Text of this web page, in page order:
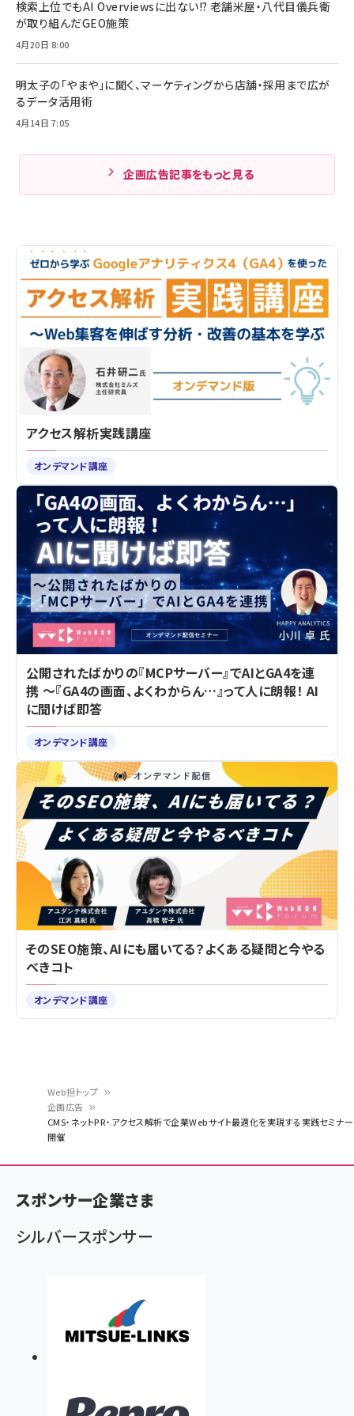
く
ず
Web担トップ
企画広告
CMS・ネットPR・アクセス解析で企業Webサイト最適化を実現する実践セミナー
開催
検索上位でもAI Overviewsに出ない!? 老舗米屋・八代目儀兵衛
が取り組んだGEO施策
4月20日 8:00
明太子の「やまや」に聞く、マーケティングから店舗・採用まで広が
るデータ活用術
4月14日 7:05
企画広告記事をもっと見る
アクセス解析実践講座
オンデマンド講座
公開されたばかりの『MCPサーバー』でAIとGA4を連
携 ～『GA4の画面、よくわからん…』って人に朗報！ AI
に聞けば即答
オンデマンド講座
そのSEO施策、AIにも届いてる？よくある疑問と今やる
べきコト
オンデマンド講座
スポンサー企業さま
シルバースポンサー